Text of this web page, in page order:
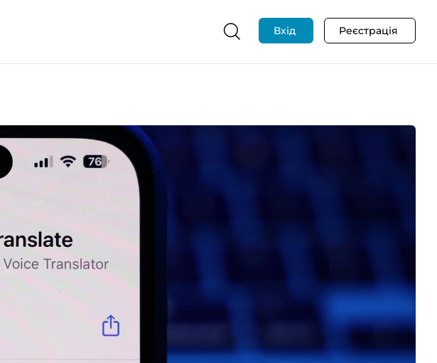
Вхід Реєстрація